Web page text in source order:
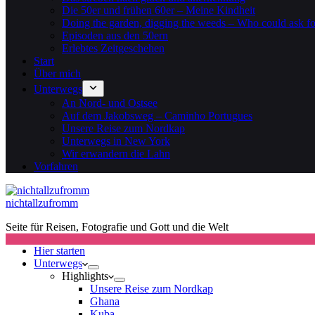
Die 50er und frühen 60er – Meine Kindheit
Doing the garden, digging the weeds – Who could ask
Episoden aus den 50ern
Erlebtes Zeitgeschehen
Start
Über mich
Unterwegs
An Nord- und Ostsee
Auf dem Jakobsweg – Caminho Portugues
Unsere Reise zum Nordkap
Unterwegs in New York
Wir erwandern die Lahn
Vorfahren
nichtallzufromm
Seite für Reisen, Fotografie und Gott und die Welt
Hier starten
Unterwegs
Highlights
Unsere Reise zum Nordkap
Ghana